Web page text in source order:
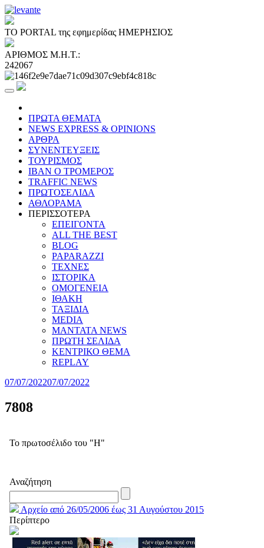
ΤΟ PORTAL της εφημερίδας ΗΜΕΡΗΣΙΟΣ
ΑΡΙΘΜΟΣ Μ.Η.Τ.:
242067
ΠΡΩΤΑ ΘΕΜΑΤΑ
NEWS EXPRESS & OPINIONS
ΑΡΘΡΑ
ΣΥΝΕΝΤΕΥΞΕΙΣ
ΤΟΥΡΙΣΜΟΣ
ΙΒΑΝ Ο ΤΡΟΜΕΡΟΣ
TRAFFIC NEWS
ΠΡΩΤΟΣΕΛΙΔΑ
ΑΘΛΟΡΑΜΑ
ΠΕΡΙΣΣΟΤΕΡΑ
ΕΠΕΙΓΟΝΤΑ
ALL THE BEST
BLOG
PAPARAZZI
ΤΕΧΝΕΣ
ΙΣΤΟΡΙΚΑ
ΟΜΟΓΕΝΕΙΑ
ΙΘΑΚΗ
ΤΑΞΙΔΙΑ
MEDIA
MANTATA NEWS
ΠΡΩΤΗ ΣΕΛΙΔΑ
ΚΕΝΤΡΙΚΟ ΘΕΜΑ
REPLAY
07/07/202207/07/2022
7808
Το πρωτοσέλιδο του "Η"
Αναζήτηση
Αρχείο από 26/05/2006 έως 31 Αυγούστου 2015
Περίπτερο